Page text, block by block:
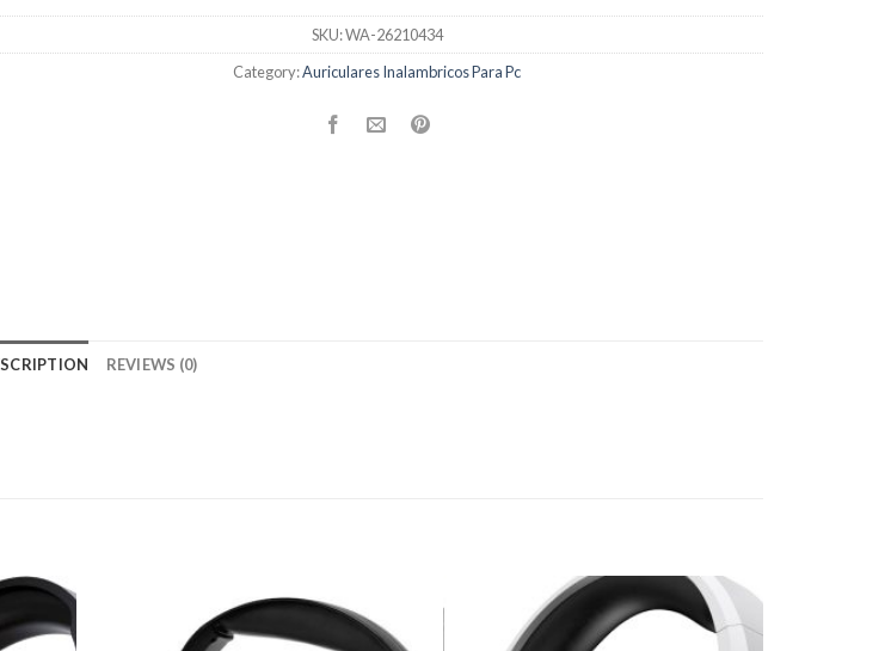
SKU:WA-26210434
Category:Auriculares Inalambricos Para Pc
REVIEWS (0)